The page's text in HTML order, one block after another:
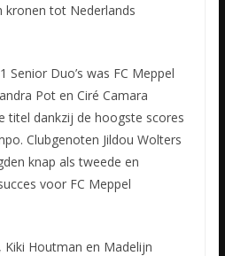
kronen tot Nederlands
Senior Duo’s was FC Meppel
Pot en Ciré Camara
titel dankzij de hoogste scores
Clubgenoten Jildou Wolters
knap als tweede en
voor FC Meppel
Houtman en Madelijn